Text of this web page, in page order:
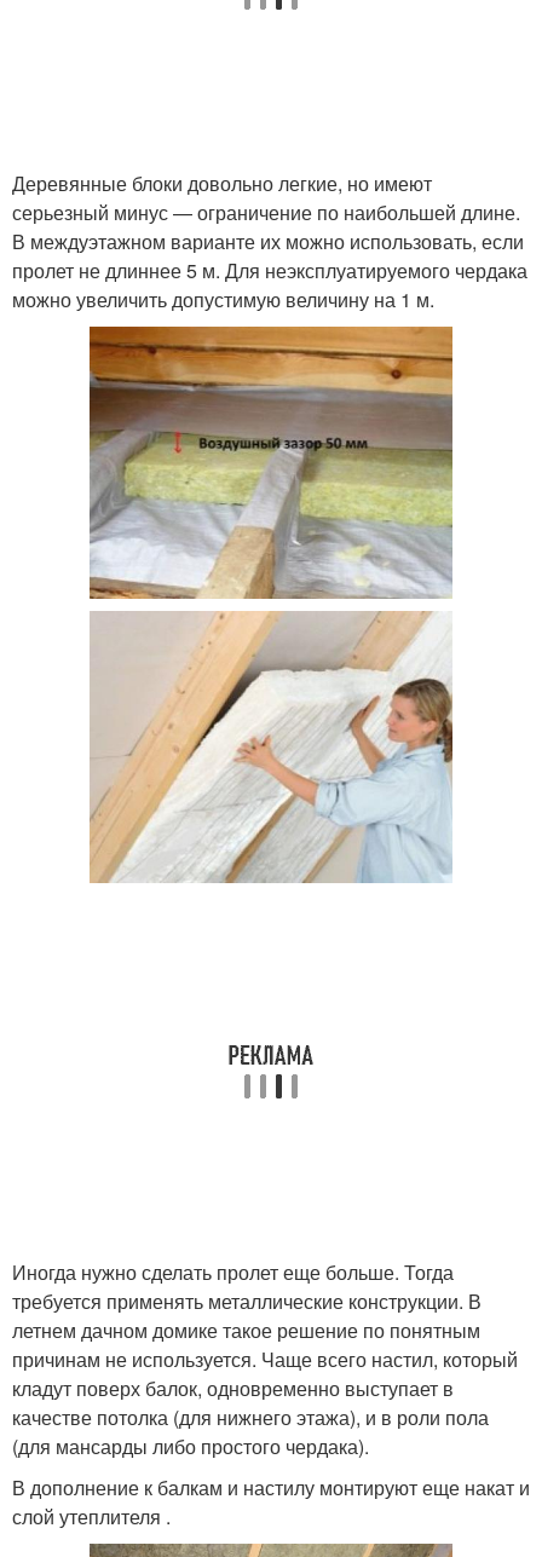
Деревянные блоки довольно легкие, но имеют
серьезный минус — ограничение по наибольшей длине.
В междуэтажном варианте их можно использовать, если
пролет не длиннее 5 м. Для неэксплуатируемого чердака
можно увеличить допустимую величину на 1 м.
Иногда нужно сделать пролет еще больше. Тогда
требуется применять металлические конструкции. В
летнем дачном домике такое решение по понятным
причинам не используется. Чаще всего настил, который
кладут поверх балок, одновременно выступает в
качестве потолка (для нижнего этажа), и в роли пола
(для мансарды либо простого чердака).
В дополнение к балкам и настилу монтируют еще накат и
слой утеплителя .